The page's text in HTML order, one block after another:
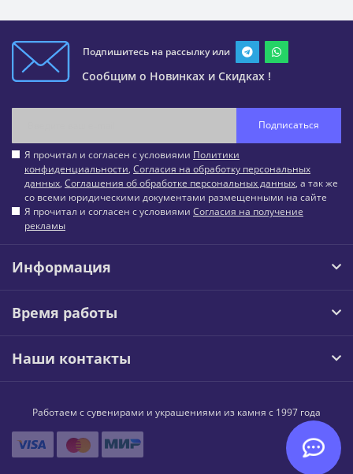
Подпишитесь на рассылку или
Сообщим о Новинках и Скидках !
Подписаться
Я прочитал и согласен с условиями Политики
конфиденциальности, Согласия на обработку персональных
данных, Соглашения об обработке персональных данных, а так же
со всеми юридическими документами размещенными на сайте
Я прочитал и согласен с условиями Согласия на получение
рекламы
Информация
Время работы
Наши контакты
Работаем с сувенирами и украшениями из камня с 1997 года